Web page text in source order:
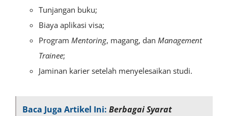
Tunjangan buku;
Biaya aplikasi visa;
Program Mentoring, magang, dan Management
Trainee;
Jaminan karier setelah menyelesaikan studi.
Baca Juga Artikel Ini: Berbagai Syarat